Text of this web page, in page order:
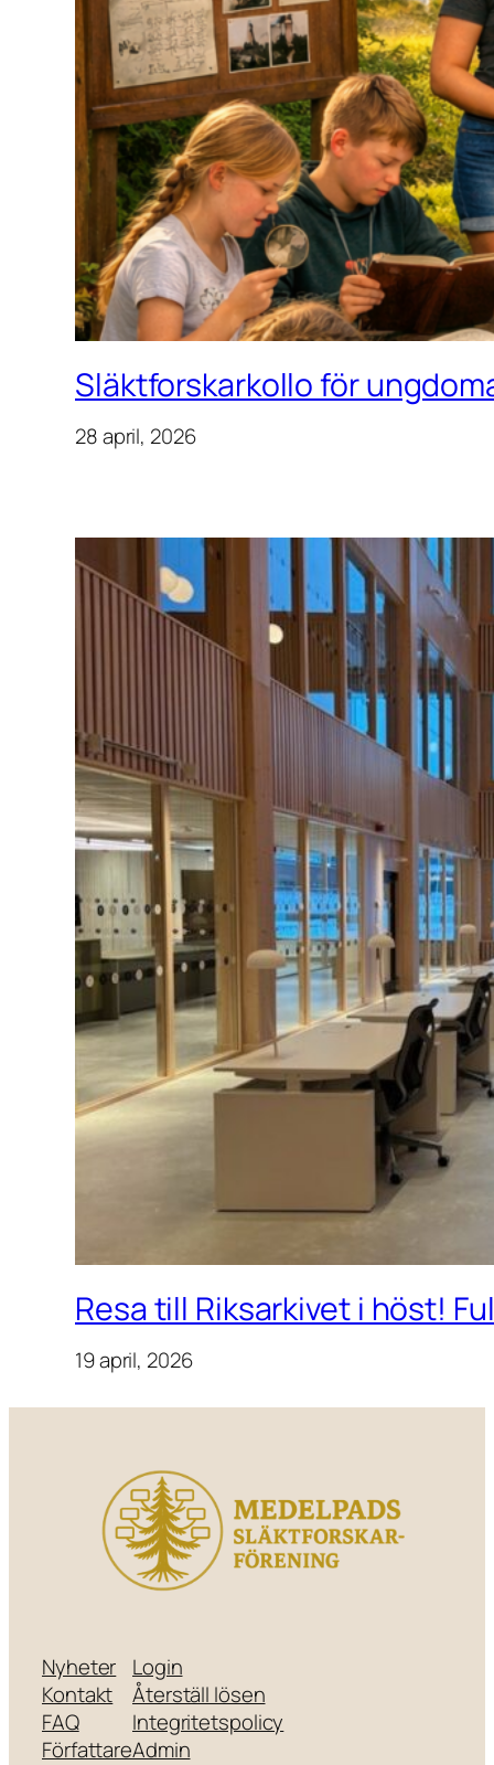
Släktforskarkollo för
28 april, 2026
Resa till Riksarkivet i höst!
19 april, 2026
Nyheter
Kontakt
FAQ
Författare
Login
Återställ lösen
Integritetspolicy
Admin